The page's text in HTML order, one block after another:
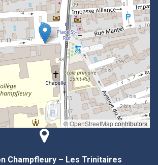
©OpenStreetMapcontributors
Champfleury – Les Trinitaires